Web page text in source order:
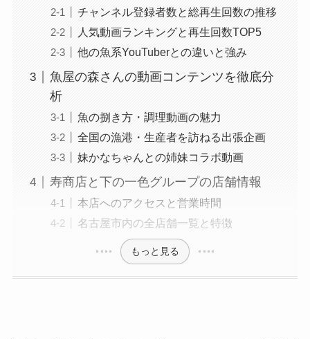
チャンネル登録者数と総再生回数の推移
人気動画ランキングと再生回数TOP5
他の魚系YouTuberとの違いと強み
魚屋の森さんの動画コンテンツを徹底分
析
魚の捌き方・調理動画の魅力
全国の漁港・生産者を訪ねる出張企画
妹かなちゃんとの姉妹コラボ動画
寿商店と下の一色グループの店舗情報
本店へのアクセスと営業時間
名古屋市内の全店舗一覧と特徴
もっと見る